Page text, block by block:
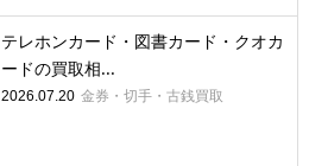
テレホンカード・図書カード・クオカ
ードの買取相...
2026.07.20 金券・切手・古銭買取